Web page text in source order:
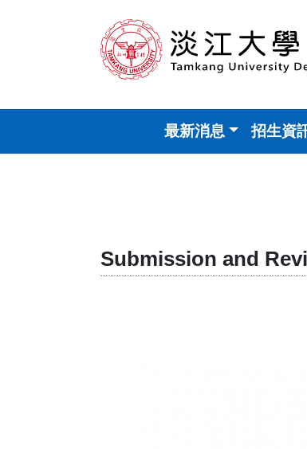
最新消息 招生資
Submission and